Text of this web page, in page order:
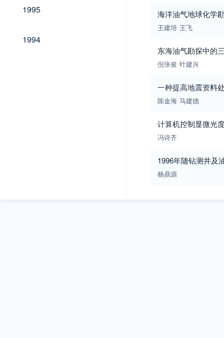
1995
1995
1994
1994
海洋油气地球化学
王建培 王飞
东海油气勘探中的
倪张俊 叶建兴
一种提高地震资料
陈金海 马建德
计算机控制显微光
冯诗齐
1996年随钻测井及
杨鼎源